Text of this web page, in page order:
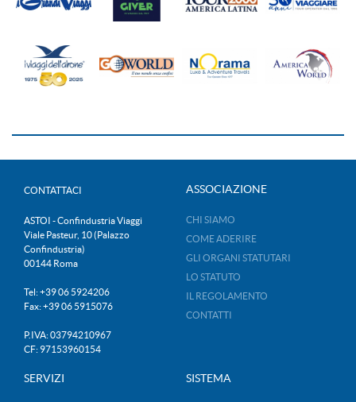
CONTATTACI
ASTOI - Confindustria Viaggi
Viale Pasteur, 10 (Palazzo
Confindustria)
00144 Roma
Tel: +39 06 5924206
Fax: +39 06 5915076
P.IVA: 03794210967
CF: 97153960154
ASSOCIAZIONE
CHI SIAMO
COME ADERIRE
GLI ORGANI STATUTARI
LO STATUTO
IL REGOLAMENTO
CONTATTI
SERVIZI SISTEMA